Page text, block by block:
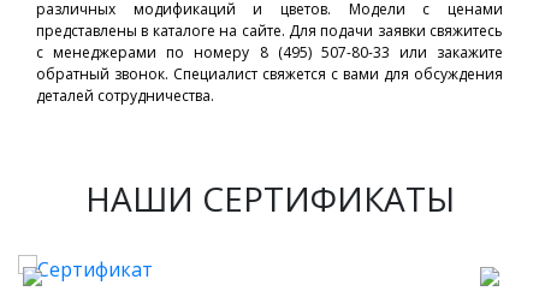
различных модификаций и цветов. Модели с ценами
представлены в каталоге на сайте. Для подачи заявки свяжитесь
с менеджерами по номеру 8 (495) 507-80-33 или закажите
обратный звонок. Специалист свяжется с вами для обсуждения
деталей сотрудничества.
НАШИ СЕРТИФИКАТЫ